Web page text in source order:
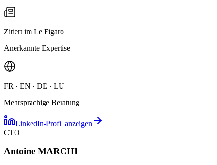
Zitiert im Le Figaro
Anerkannte Expertise
FR · EN · DE · LU
Mehrsprachige Beratung
LinkedIn-Profil anzeigen
CTO
Antoine MARCHI